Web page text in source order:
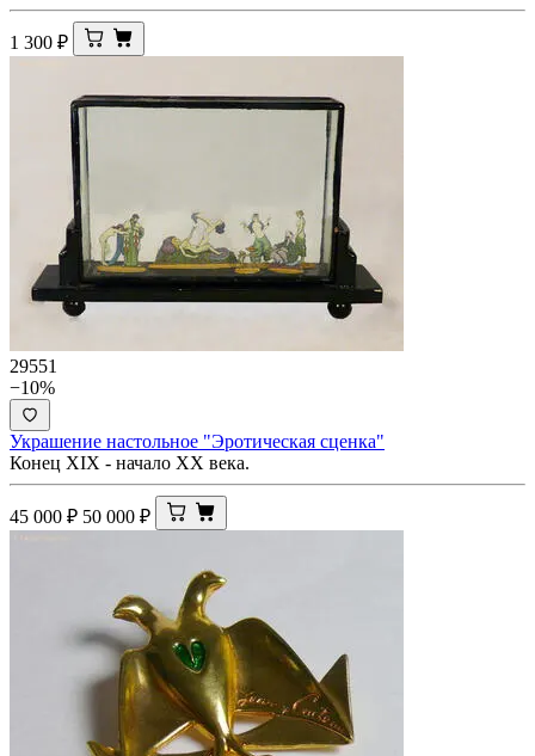
1 300 ₽
29551
−10%
Украшение настольное "Эротическая сценка"
Конец XIX - начало ХХ века.
45 000 ₽ 50 000 ₽